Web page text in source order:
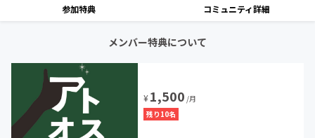
参加特典 コミュニティ詳細
メンバー特典について
¥1,500 /月
残り10名